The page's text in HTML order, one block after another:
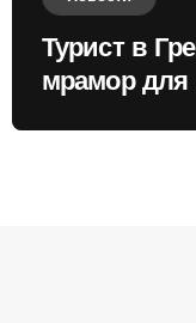
Турист в
мрамор